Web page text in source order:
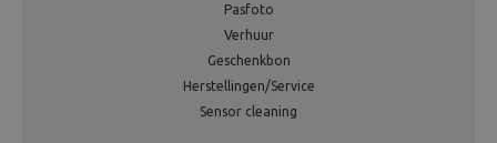
Pasfoto
Verhuur
Geschenkbon
Herstellingen/Service
Sensor cleaning